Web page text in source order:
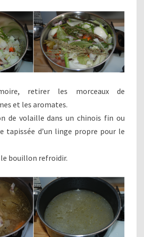
retirer les morceaux de
et les aromates.
de volaille dans un chinois fin ou
tapissée d’un linge propre pour le
bouillon refroidir.